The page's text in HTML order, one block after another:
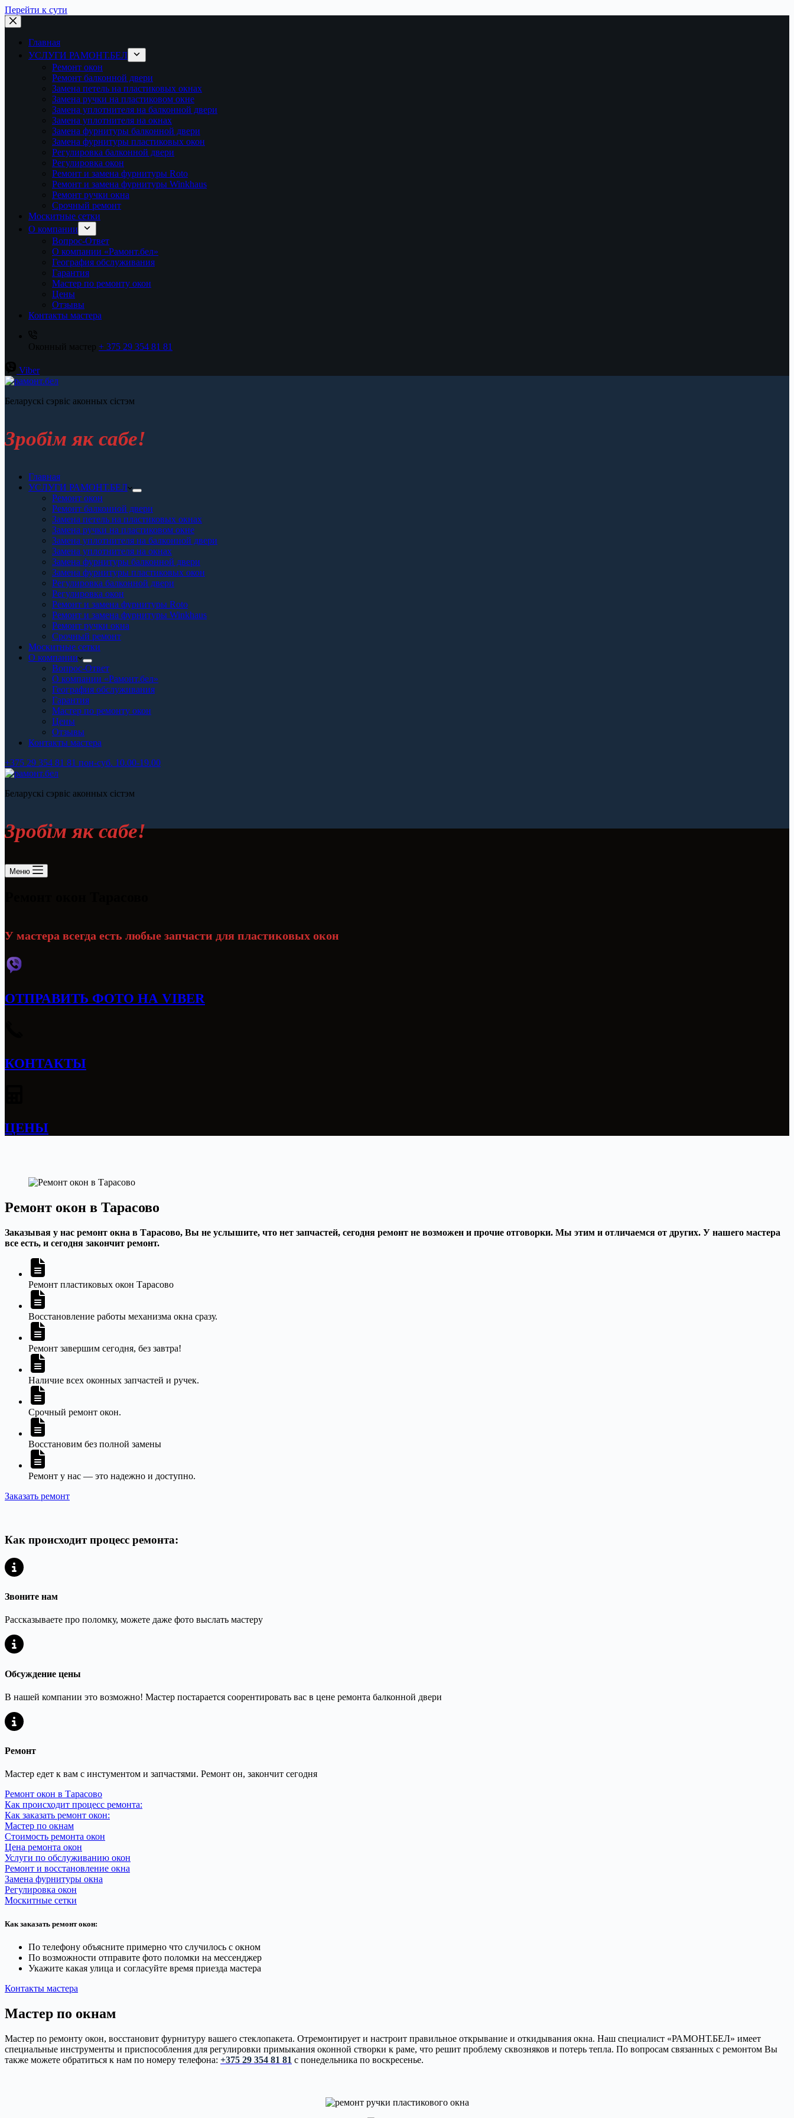
Перейти к сути
Главная
УСЛУГИ РАМОНТ.БЕЛ
Ремонт окон
Ремонт балконной двери
Замена петель на пластиковых окнах
Замена ручки на пластиковом окне
Замена уплотнителя на балконной двери
Замена уплотнителя на окнах
Замена фурнитуры балконной двери
Замена фурнитуры пластиковых окон
Регулировка балконной двери
Регулировка окон
Ремонт и замена фурнитуры Roto
Ремонт и замена фурнитуры Winkhaus
Ремонт ручки окна
Срочный ремонт
Москитные сетки
О компании
Вопрос-Ответ
О компании «Рамонт.бел»
География обслуживания
Гарантия
Мастер по ремонту окон
Цены
Отзывы
Контакты мастера
Оконный мастер + 375 29 354 81 81
Viber
Беларускі сэрвіс аконных сістэм
Зробiм як сабе!
Главная
УСЛУГИ РАМОНТ.БЕЛ
Ремонт окон
Ремонт балконной двери
Замена петель на пластиковых окнах
Замена ручки на пластиковом окне
Замена уплотнителя на балконной двери
Замена уплотнителя на окнах
Замена фурнитуры балконной двери
Замена фурнитуры пластиковых окон
Регулировка балконной двери
Регулировка окон
Ремонт и замена фурнитуры Roto
Ремонт и замена фурнитуры Winkhaus
Ремонт ручки окна
Срочный ремонт
Москитные сетки
О компании
Вопрос-Ответ
О компании «Рамонт.бел»
География обслуживания
Гарантия
Мастер по ремонту окон
Цены
Отзывы
Контакты мастера
+375 29 354 81 81 пон-суб. 10.00-19.00
Беларускі сэрвіс аконных сістэм
Зробiм як сабе!
Меню
У мастера всегда есть любые запчасти для пластиковых окон
ОТПРАВИТЬ ФОТО НА VIBER
КОНТАКТЫ
ЦЕНЫ
Ремонт окон в Тарасово
Заказывая у нас ремонт окна в Тарасово, Вы не услышите, что нет запчастей, сегодня ремонт не возможен и прочие отговорки. Мы этим и отличаемся от других. У нашего мастера
все есть, и сегодня закончит ремонт.
Ремонт пластиковых окон Тарасово
Восстановление работы механизма окна сразу.
Ремонт завершим сегодня, без завтра!
Наличие всех оконных запчастей и ручек.
Срочный ремонт окон.
Восстановим без полной замены
Ремонт у нас — это надежно и доступно.
Заказать ремонт
Как происходит процесс ремонта:
Звоните нам
Рассказываете про поломку, можете даже фото выслать мастеру
Обсуждение цены
В нашей компании это возможно! Мастер постарается соорентировать вас в цене ремонта балконной двери
Ремонт
Мастер едет к вам с инстументом и запчастями. Ремонт он, закончит сегодня
Ремонт окон в Тарасово
Как происходит процесс ремонта:
Как заказать ремонт окон:
Мастер по окнам
Стоимость ремонта окон
Цена ремонта окон
Услуги по обслуживанию окон
Ремонт и восстановление окна
Замена фурнитуры окна
Регулировка окон
Москитные сетки
Как заказать ремонт окон:
По телефону объясните примерно что случилось с окном
По возможности отправите фото поломки на мессенджер
Укажите какая улица и согласуйте время приезда мастера
Контакты мастера
Мастер по окнам
Мастер по ремонту окон, восстановит фурнитуру вашего стеклопакета. Отремонтирует и настроит правильное открывание и откидывания окна. Наш специалист «РАМОНТ.БЕЛ» имеет
специальные инструменты и приспособления для регулировки примыкания оконной створки к раме, что решит проблему сквозняков и потерь тепла. По вопросам связанных с ремонтом Вы
также можете обратиться к нам по номеру телефона: +375 29 354 81 81 с понедельника по воскресенье.